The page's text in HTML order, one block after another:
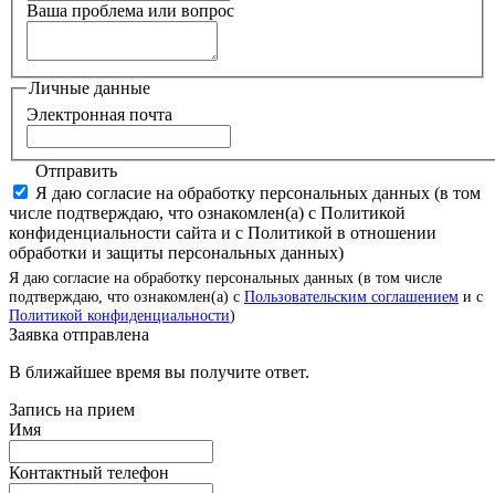
Ваша проблема или вопрос
Личные данные
Электронная почта
Отправить
Я даю согласие на обработку персональных данных (в том
числе подтверждаю, что ознакомлен(а) с Политикой
конфиденциальности сайта и с Политикой в отношении
обработки и защиты персональных данных)
Я даю согласие на обработку персональных данных (в том числе
подтверждаю, что ознакомлен(а) с Пользовательским соглашением и с
Политикой конфиденциальности)
Заявка отправлена
В ближайшее время вы получите ответ.
Запись на прием
Имя
Контактный телефон